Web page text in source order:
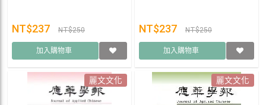
NT$237 NT$250
加入購物車
NT$237 NT$250
加入購物車
麗文文化 麗文文化